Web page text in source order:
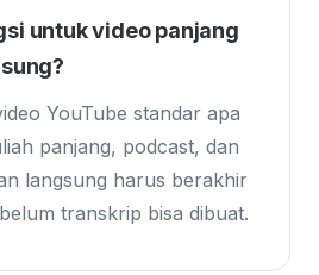
untuk video panjang
YouTube standar apa
panjang, podcast, dan
langsung harus berakhir
transkrip bisa dibuat.